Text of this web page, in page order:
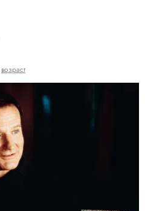
возраст